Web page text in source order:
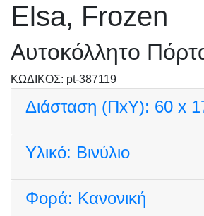
Elsa, Frozen
Αυτοκόλλητο
KΩΔΙΚΟΣ: pt-387119
Διάσταση (ΠxΥ): 60 x
Υλικό: Βινύλιο
Φορά: Κανονική